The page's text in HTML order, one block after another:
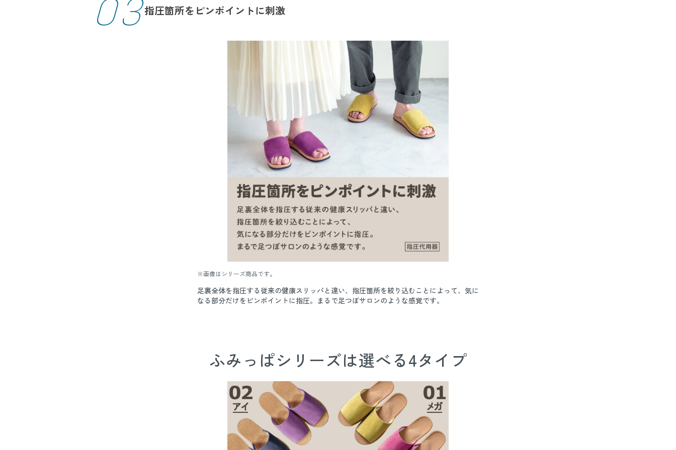
03指圧箇所を ピンポイントに刺激
※画像はシリーズ商品です。
足裏全体を指圧する従来の健康スリッパと違い、指圧箇所を絞り込むことによって、気に
なる部分だけをピンポイントに指圧。まるで足つぼサロンのような感覚です。
ふみっぱシリーズは選べる4タイプ